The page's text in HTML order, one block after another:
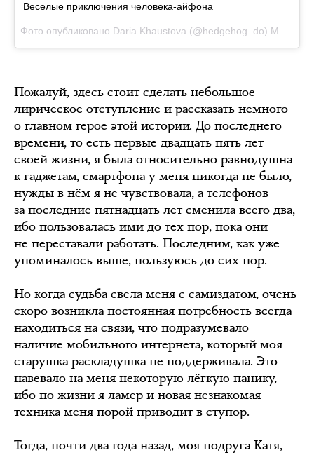
Веселые приключения человека-айфона
Фото опубликовано Daria Khaustova (@hedgehog_do) Май 29 2015 в 3:52 PDT
Пожалуй, здесь стоит сделать небольшое
лирическое отступление и рассказать немного
о главном герое этой истории. До последнего
времени, то есть первые двадцать пять лет
своей жизни, я была относительно равнодушна
к гаджетам, смартфона у меня никогда не было,
нужды в нём я не чувствовала, а телефонов
за последние пятнадцать лет сменила всего два,
ибо пользовалась ими до тех пор, пока они
не переставали работать. Последним, как уже
упоминалось выше, пользуюсь до сих пор.
Но когда судьба свела меня с самиздатом, очень
скоро возникла постоянная потребность всегда
находиться на связи, что подразумевало
наличие мобильного интернета, который моя
старушка-раскладушка не поддерживала. Это
навевало на меня некоторую лёгкую панику,
ибо по жизни я ламер и новая незнакомая
техника меня порой приводит в ступор.
Тогда, почти два года назад, моя подруга Катя,